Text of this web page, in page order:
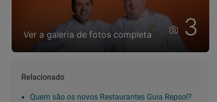
Ver a galeria de fotos completa 3
Relacionado
Quem são os novos Restaurantes Guia Repsol?